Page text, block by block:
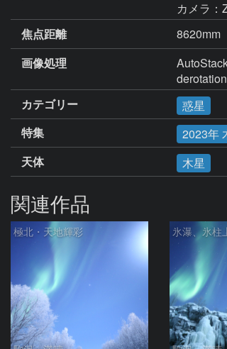
カメラ：
焦点距離
8620mm
画像処理
カテゴリー
惑星
特集
2023年
天体
木星
関連作品
極北・天地輝彩 氷瀑、氷柱